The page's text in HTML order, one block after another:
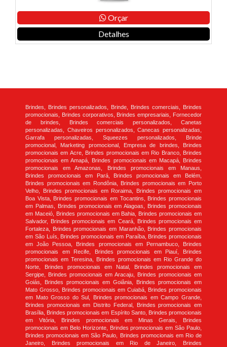
Orçar
Detalhes
Brindes, Brindes personalizados, Brinde, Brindes comerciais, Brindes
promocionais, Brindes corporativos, Brindes empresariais, Fornecedor
de brindes, Brindes comerciais personalizados, Canetas
personalizadas, Chaveiros personalizados, Canecas personalizadas,
Garrafa personalizadas, Squeezes personalizados, Brinde
promocional, Marketing promocional, Empresa de brindes, Brindes
promocionais em Acre, Brindes promocionais em Rio Branco, Brindes
promocionais em Amapá, Brindes promocionais em Macapá, Brindes
promocionais em Amazonas, Brindes promocionais em Manaus,
Brindes promocionais em Pará, Brindes promocionais em Belém,
Brindes promocionais em Rondônia, Brindes promocionais em Porto
Velho, Brindes promocionais em Roraima, Brindes promocionais em
Boa Vista, Brindes promocionais em Tocantins, Brindes promocionais
em Palmas, Brindes promocionais em Alagoas, Brindes promocionais
em Maceió, Brindes promocionais em Bahia, Brindes promocionais em
Salvador, Brindes promocionais em Ceará, Brindes promocionais em
Fortaleza, Brindes promocionais em Maranhão, Brindes promocionais
em São Luís, Brindes promocionais em Paraíba, Brindes promocionais
em João Pessoa, Brindes promocionais em Pernambuco, Brindes
promocionais em Recife, Brindes promocionais em Piauí, Brindes
promocionais em Teresina, Brindes promocionais em Rio Grande do
Norte, Brindes promocionais em Natal, Brindes promocionais em
Sergipe, Brindes promocionais em Aracaju, Brindes promocionais em
Goiás, Brindes promocionais em Goiânia, Brindes promocionais em
Mato Grosso, Brindes promocionais em Cuiabá, Brindes promocionais
em Mato Grosso do Sul, Brindes promocionais em Campo Grande,
Brindes promocionais em Distrito Federal, Brindes promocionais em
Brasília, Brindes promocionais em Espírito Santo, Brindes promocionais
em Vitória, Brindes promocionais em Minas Gerais, Brindes
promocionais em Belo Horizonte, Brindes promocionais em São Paulo,
Brindes promocionais em São Paulo, Brindes promocionais em Rio de
Janeiro, Brindes promocionais em Rio de Janeiro, Brindes